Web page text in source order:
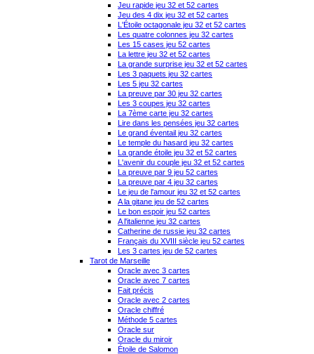
Jeu rapide jeu 32 et 52 cartes
Jeu des 4 dix jeu 32 et 52 cartes
L'Étoile octagonale jeu 32 et 52 cartes
Les quatre colonnes jeu 32 cartes
Les 15 cases jeu 52 cartes
La lettre jeu 32 et 52 cartes
La grande surprise jeu 32 et 52 cartes
Les 3 paquets jeu 32 cartes
Les 5 jeu 32 cartes
La preuve par 30 jeu 32 cartes
Les 3 coupes jeu 32 cartes
La 7ème carte jeu 32 cartes
Lire dans les pensées jeu 32 cartes
Le grand éventail jeu 32 cartes
Le temple du hasard jeu 32 cartes
La grande étoile jeu 32 et 52 cartes
L'avenir du couple jeu 32 et 52 cartes
La preuve par 9 jeu 52 cartes
La preuve par 4 jeu 32 cartes
Le jeu de l'amour jeu 32 et 52 cartes
A la gitane jeu de 52 cartes
Le bon espoir jeu 52 cartes
A l'italienne jeu 32 cartes
Catherine de russie jeu 32 cartes
Français du XVIII siècle jeu 52 cartes
Les 3 cartes jeu de 52 cartes
Tarot de Marseille
Oracle avec 3 cartes
Oracle avec 7 cartes
Fait précis
Oracle avec 2 cartes
Oracle chiffré
Méthode 5 cartes
Oracle sur
Oracle du miroir
Étoile de Salomon